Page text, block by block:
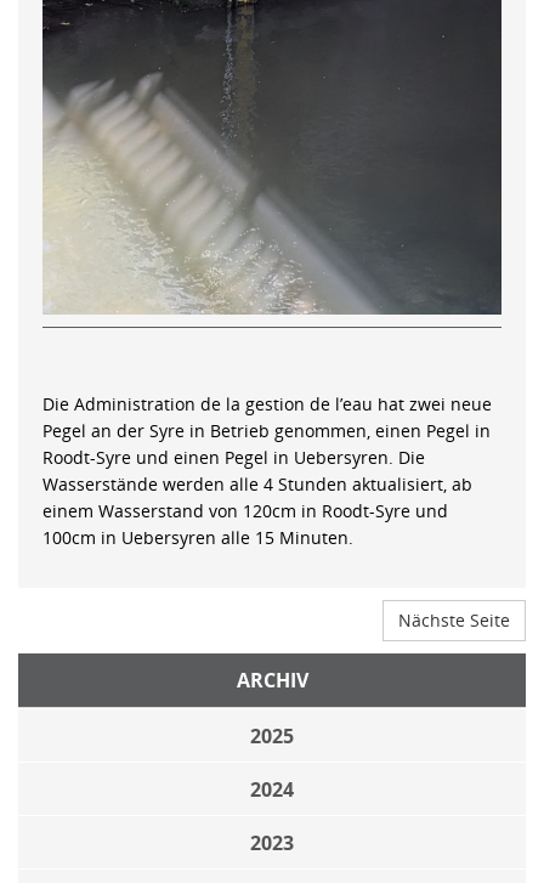
Die Administration de la gestion de l’eau hat zwei neue
Pegel an der Syre in Betrieb genommen, einen Pegel in
Roodt-Syre und einen Pegel in Uebersyren. Die
Wasserstände werden alle 4 Stunden aktualisiert, ab
einem Wasserstand von 120cm in Roodt-Syre und
100cm in Uebersyren alle 15 Minuten.
Nächste Seite
ARCHIV
2025
2024
2023